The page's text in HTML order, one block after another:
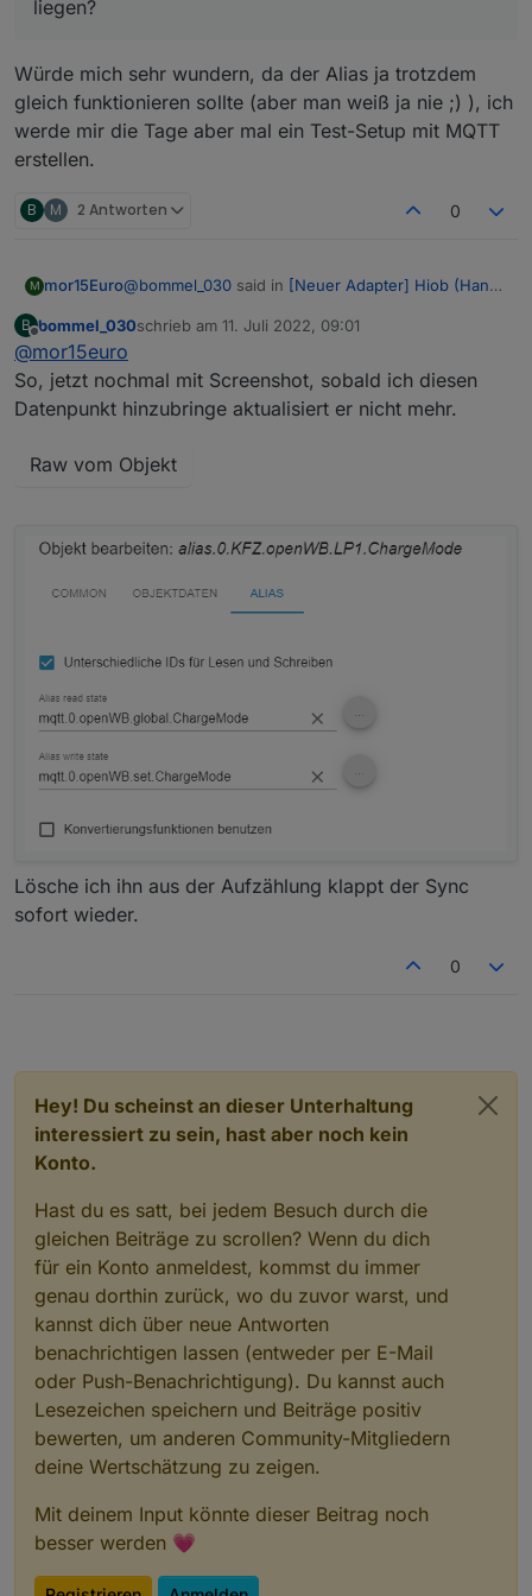
liegen?
Würde mich sehr wundern, da der Alias ja trotzdem
gleich funktionieren sollte (aber man weiß ja nie ;) ), ich
werde mir die Tage aber mal ein Test-Setup mit MQTT
erstellen.
B M 2 Antworten 0
M mor15Euro@bommel_030 said in [Neuer Adapter] Hiob (Handy
MQTT/Alias liegen?
Würde mich sehr wundern, da der Alias ja trotzdem
gleich funktionieren sollte (aber man weiß ja nie ;)
mit MQTT erstellen.
B
Offline
bommel_030schrieb am 11. Juli 2022, 09:01
zuletzt editiert von
@mor15euro
So, jetzt nochmal mit Screenshot, sobald ich diesen
Datenpunkt hinzubringe aktualisiert er nicht mehr.
Raw vom Objekt
Lösche ich ihn aus der Aufzählung klappt der Sync
sofort wieder.
0
Hey! Du scheinst an dieser Unterhaltung
interessiert zu sein, hast aber noch kein
Konto.
Hast du es satt, bei jedem Besuch durch die
gleichen Beiträge zu scrollen? Wenn du dich
für ein Konto anmeldest, kommst du immer
genau dorthin zurück, wo du zuvor warst, und
kannst dich über neue Antworten
benachrichtigen lassen (entweder per E-Mail
oder Push-Benachrichtigung). Du kannst auch
Lesezeichen speichern und Beiträge positiv
bewerten, um anderen Community-Mitgliedern
deine Wertschätzung zu zeigen.
Mit deinem Input könnte dieser Beitrag noch
besser werden 💗